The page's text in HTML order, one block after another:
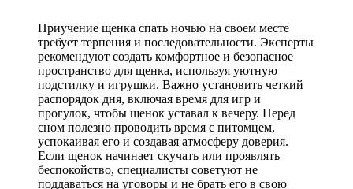
Приучение щенка спать ночью на своем месте
требует терпения и последовательности. Эксперты
рекомендуют создать комфортное и безопасное
пространство для щенка, используя уютную
подстилку и игрушки. Важно установить четкий
распорядок дня, включая время для игр и
прогулок, чтобы щенок уставал к вечеру. Перед
сном полезно проводить время с питомцем,
успокаивая его и создавая атмосферу доверия.
Если щенок начинает скучать или проявлять
беспокойство, специалисты советуют не
поддаваться на уговоры и не брать его в свою